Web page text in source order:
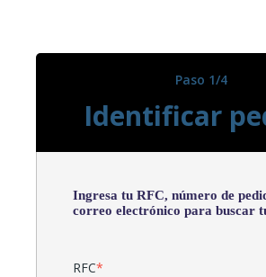
Paso 1/4
Identificar
Ingresa tu RFC, número de
correo electrónico para buscar
RFC*